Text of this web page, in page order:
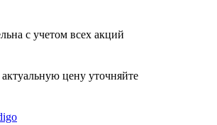
с учетом всех акций
цену уточняйте